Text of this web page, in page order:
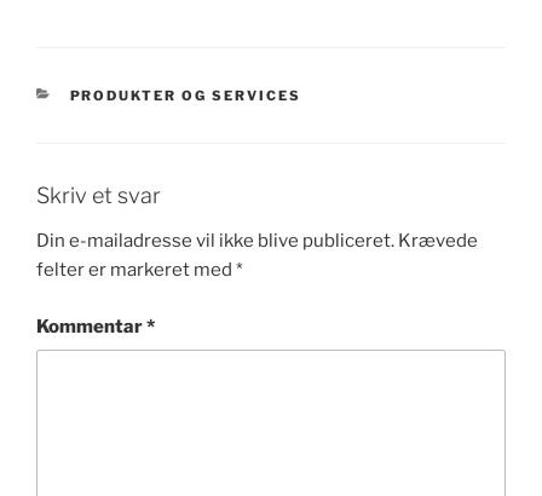
KATEGORIER
PRODUKTER OG SERVICES
Skriv et svar
Din e-mailadresse vil ikke blive publiceret. Krævede
felter er markeret med *
Kommentar*